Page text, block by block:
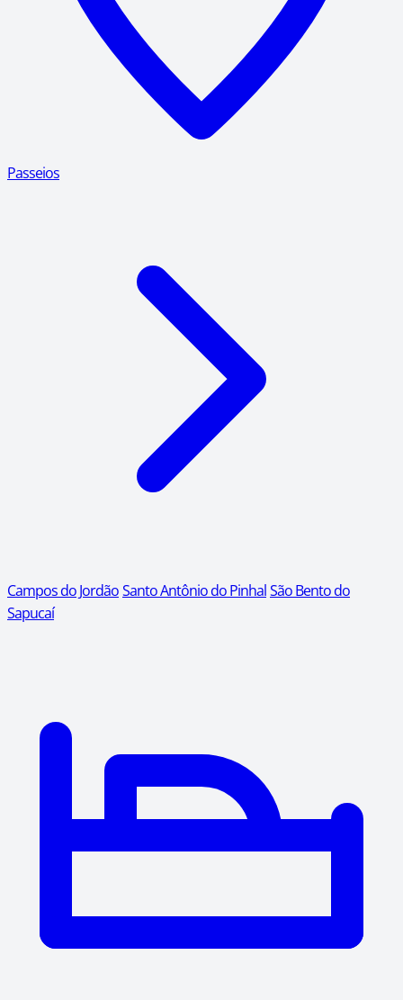
Passeios
Campos do JordãoSanto Antônio do PinhalSão Bento do
Sapucaí